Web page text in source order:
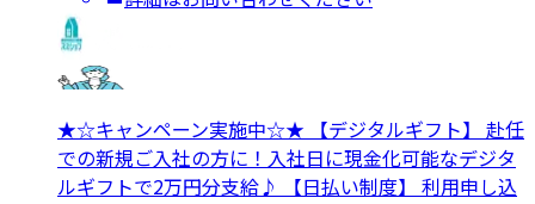
★☆キャンペーン実施中☆★ 【デジタルギフト】 赴任
での新規ご入社の方に！入社日に現金化可能なデジタ
ルギフトで2万円分支給♪ 【日払い制度】 利用申し込